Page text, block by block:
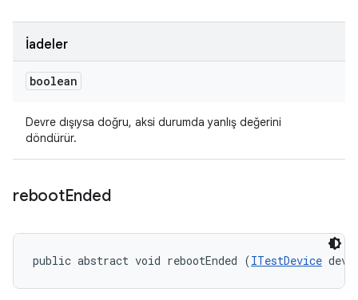
İadeler
boolean
Devre dışıysa doğru, aksi durumda yanlış değerini
döndürür.
rebootEnded
public abstract void rebootEnded (ITestDevice